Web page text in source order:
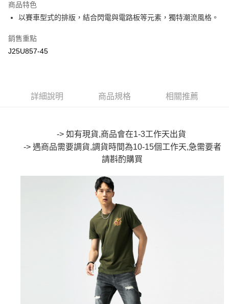
Apple Pay
街口支付
悠遊付
全盈+PAY
【大哥付你分期使用說明】
1.本服務由台灣大哥大提供，台灣大哥大用戶可立即使用無須另外申請。
2.付款方式選擇「大哥付你分期」，訂單成立後會自動跳轉到大哥付的交易
流程，驗證手機門號後，選擇欲分期的期數、繳款截止日，確認付款後即完
3.實際核准額度、可分期數及費用金額請依後續交易確認頁面所載為準。
4.訂單成立30分鐘內，如未前往確認交易或遇審核未通過，訂單將自動取
消。如遇「轉專審核」未通過狀況，表示未達大哥付你分期系統評分，恕無
1.分期款項不併入電信帳單，「大哥付你分期」於每月結算日後寄送繳費提
2.透過簡訊連結打開帳單後，可選擇「超商條碼／台灣大直營門市／銀行轉
帳／街口支付／iPASS MONEY」等通路繳費。
1.本服務係由「台灣大哥大股份有限公司」（以下簡稱本公司）所提供，讓
用戶於交易時，得透過本服務購買商品或服務，並由商店將買賣／分期付款
買賣價金債權讓與本公司後，依約使用本公司帳單繳交帳款。
AFTEE先享後付
AFTEE先享後付是「在收到商品之後才付款」的支付方式。 讓您購物簡單
１．簡單：不需註冊會員、不需綁卡、不需儲值。
２．便利：只要手機號碼，簡訊認證，即可結帳。
３．安心：先確認商品／服務後，再付款。
【「AFTEE先享後付」結帳流程】
１．於結帳方式選擇「AFTEE先享後付」後，將跳轉至「AFTEE先享後付」
結帳頁面，進行簡訊認證並確認金額後，即可完成結帳。
２．訂單成立數日內，您將收到繳費通知簡訊。
３．收到繳費通知簡訊後14天內，點擊此簡訊中的連結，可透過四大超商／
ATM／網路銀行／等多元方式進行付款，方視為交易完成。
※ 請注意：結帳手續完成當下不需立刻繳費，但若您需要取消訂單，請聯絡
購買商品的店家。未經商家同意取消之訂單仍視為有效，需透過AFTEE先享
每筆NT$80，滿NT$888(含以上)免運費
每筆NT$80，滿NT$888(含以上)免運費
每筆NT$60，滿NT$3,000(含以上)免運費
商品特色
以賽車型式的排版，結合閃電與電路板等元素，獨特潮流風格。
銷售重點
J25U857-45
詳細說明 商品規格 相關推薦
-> 如有現貨,商品會在1-3工作天出貨
-> 遇商品需要調貨,調貨時間為10-15個工作天,急需要者
請斟酌購買